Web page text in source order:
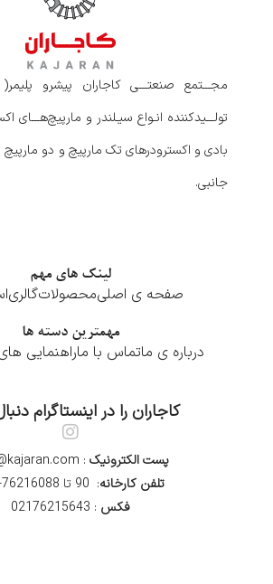
لینک های مهم
صفحه ی اصلیمحصولاتگالری
مهمترین دسته ها
درباره ی ماتماس با ماراهنمایی
مجـــتمع صنعتـــی کاجاران پیشرو
تولـــیدکننده انـواع سیـلندر و مارپیچ‌هـــای
بادی و اکسترودرهای تک مارپیچ و دو مارپیچ
جانبی.
کاجاران را در اینستاگرام
پست الکترونیک : info@kajaran.com
تلفن کارخانه: 90 تا 76216088-021
فکس : 02176215643